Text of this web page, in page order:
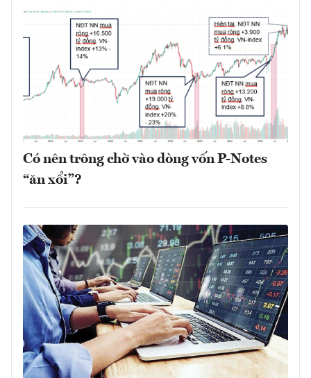
Có nên trông chờ vào dòng vốn P-Notes
“ăn xổi”?